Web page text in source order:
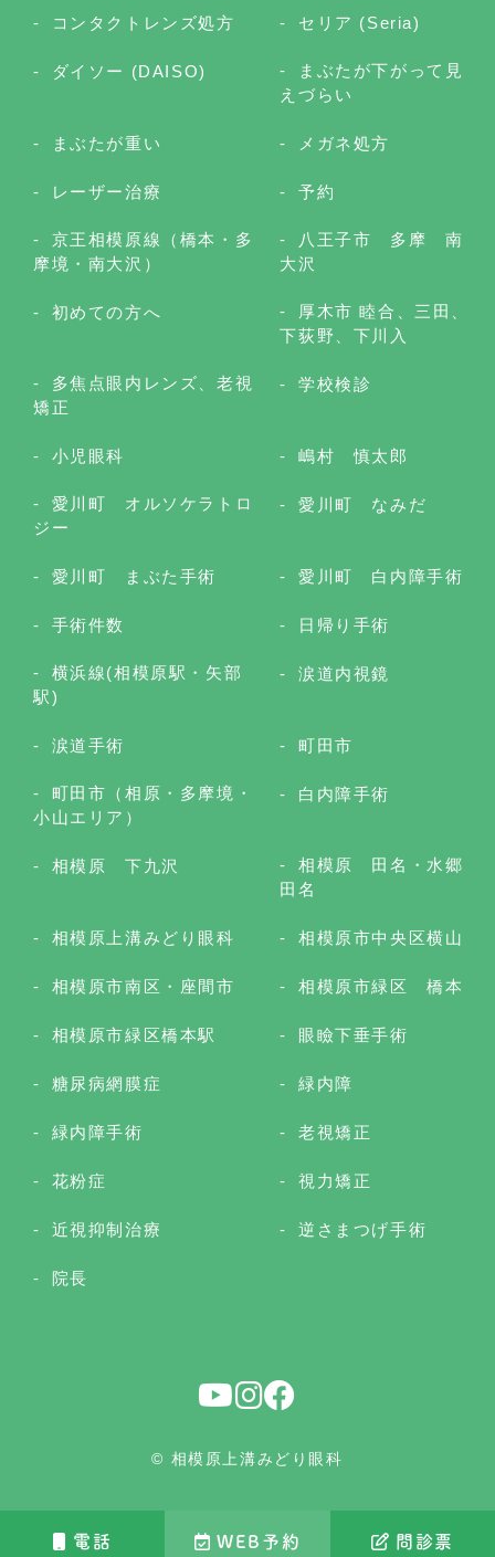
電話 WEB予約 問診票
コンタクトレンズ処方 セリア (Seria)
ダイソー (DAISO)
まぶたが下がって見
えづらい
まぶたが重い メガネ処方
レーザー治療 予約
京王相模原線（橋本・多
摩境・南大沢）
八王子市 多摩 南
大沢
初めての方へ
厚木市 睦合、三田、
下荻野、下川入
多焦点眼内レンズ、老視
矯正
学校検診
小児眼科 嶋村 慎太郎
愛川町 オルソケラトロ
ジー
愛川町 なみだ
愛川町 まぶた手術 愛川町 白内障手術
手術件数 日帰り手術
横浜線(相模原駅・矢部
駅)
涙道内視鏡
涙道手術 町田市
町田市（相原・多摩境・
小山エリア）
白内障手術
相模原 下九沢
相模原 田名・水郷
田名
相模原上溝みどり眼科 相模原市中央区横山
相模原市南区・座間市 相模原市緑区 橋本
相模原市緑区橋本駅 眼瞼下垂手術
糖尿病網膜症 緑内障
緑内障手術 老視矯正
花粉症 視力矯正
近視抑制治療 逆さまつげ手術
院長
© 相模原上溝みどり眼科